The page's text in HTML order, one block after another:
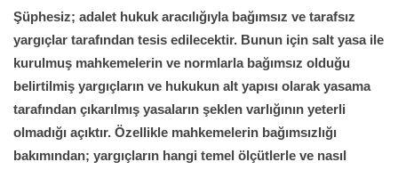
Şüphesiz; adalet hukuk aracılığıyla bağımsız ve tarafsız
yargıçlar tarafından tesis edilecektir. Bunun için salt yasa ile
kurulmuş mahkemelerin ve normlarla bağımsız olduğu
belirtilmiş yargıçların ve hukukun alt yapısı olarak yasama
tarafından çıkarılmış yasaların şeklen varlığının yeterli
olmadığı açıktır. Özellikle mahkemelerin bağımsızlığı
bakımından; yargıçların hangi temel ölçütlerle ve nasıl